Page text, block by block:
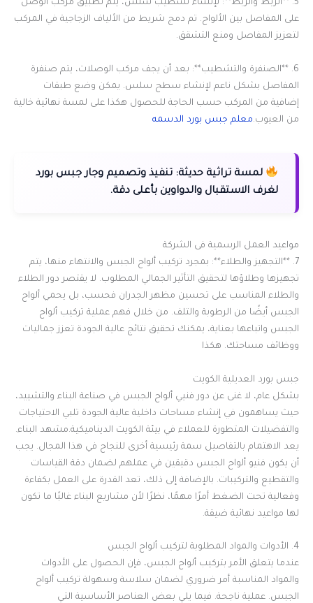
5. **الربط والربط**: لإنشاء تشطيب سلس، يتم تطبيق مركب الوصل
على المفاصل بين الألواح. تم دمج شريط من الألياف الزجاجية في المركب
لتعزيز المفاصل ومنع التشقق.
6. **الصنفرة والتشطيب**: بعد أن يجف مركب الوصلات، يتم صنفرة
المفاصل بشكل ناعم لإنشاء سطح سلس. يمكن وضع طبقات
إضافية من المركب حسب الحاجة للحصول هكذا على لمسة نهائية خالية
من العيوب.معلم جبس بورد الدسمه
لمسة تراثية حديثة: تنفيذ وتصميم وجار جبس بورد
لغرف الاستقبال والدواوين بأعلى دقة.
مواعيد العمل الرسمية فى الشركة
7. **التجهيز والطلاء**: بمجرد تركيب ألواح الجبس والانتهاء منها، يتم
تجهيزها وطلاؤها لتحقيق التأثير الجمالي المطلوب. لا يقتصر دور الطلاء
والطلاء المناسب على تحسين مظهر الجدران فحسب، بل يحمي ألواح
الجبس أيضًا من الرطوبة والتلف. من خلال فهم عملية تركيب ألواح
الجبس واتباعها بعناية، يمكنك تحقيق نتائج عالية الجودة تعزز جماليات
ووظائف مساحتك. هكذا
جبس بورد العديلية الكويت
بشكل عام، لا غنى عن دور فنيي ألواح الجبس في صناعة البناء والتشييد،
حيث يساهمون في إنشاء مساحات داخلية عالية الجودة تلبي الاحتياجات
والتفضيلات المتطورة للعملاء في بيئة الكويت الديناميكية.مشهد البناء.
يعد الاهتمام بالتفاصيل سمة رئيسية أخرى للنجاح في هذا المجال. يجب
أن يكون فنيو ألواح الجبس دقيقين في عملهم لضمان دقة القياسات
والتقطيع والتركيبات. بالإضافة إلى ذلك، تعد القدرة على العمل بكفاءة
وفعالية تحت الضغط أمرًا مهمًا، نظرًا لأن مشاريع البناء غالبًا ما تكون
لها مواعيد نهائية ضيقة.
4. الأدوات والمواد المطلوبة لتركيب ألواح الجبس
عندما يتعلق الأمر بتركيب ألواح الجبس، فإن الحصول على الأدوات
والمواد المناسبة أمر ضروري لضمان سلاسة وسهولة تركيب ألواح
الجبس. عملية ناجحة. فيما يلي بعض العناصر الأساسية التي